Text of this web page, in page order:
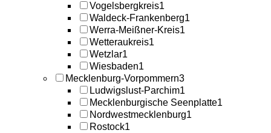
Vogelsbergkreis1
Waldeck-Frankenberg1
Werra-Meißner-Kreis1
Wetteraukreis1
Wetzlar1
Wiesbaden1
Mecklenburg-Vorpommern3
Ludwigslust-Parchim1
Mecklenburgische Seenplatte1
Nordwestmecklenburg1
Rostock1